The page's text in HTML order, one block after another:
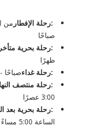
رحلة الإفطار:
صباحًا
رحلة بحرية متأخرة:
ظهرًا
رحلة غداء:
11:30 صباحًا - 1:30 ظهرًا
رحلة منتصف النهار:
3:00 عصرًا
رحلة بحرية بعد الظهر:
الساعة 5:00 مساءً